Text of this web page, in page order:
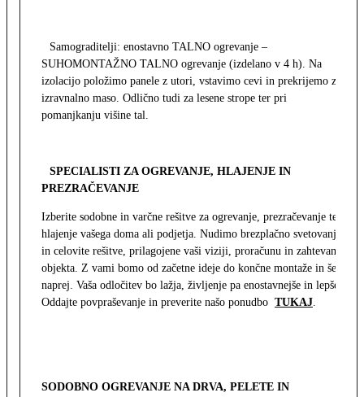
Samograditelji: enostavno TALNO ogrevanje –
SUHOMONTAŽNO TALNO ogrevanje (izdelano v 4 h). Na
izolacijo položimo panele z utori, vstavimo cevi in prekrijemo z
izravnalno maso. Odlično tudi za lesene strope ter pri
pomanjkanju višine tal.
SPECIALISTI ZA OGREVANJE, HLAJENJE IN
PREZRAČEVANJE
Izberite sodobne in varčne rešitve za ogrevanje, prezračevanje ter
hlajenje vašega doma ali podjetja. Nudimo brezplačno svetovanje
in celovite rešitve, prilagojene vaši viziji, proračunu in zahtevam
objekta. Z vami bomo od začetne ideje do končne montaže in še
naprej. Vaša odločitev bo lažja, življenje pa enostavnejše in lepše.
Oddajte povpraševanje in preverite našo ponudbo TUKAJ.
SODOBNO OGREVANJE NA DRVA, PELETE IN